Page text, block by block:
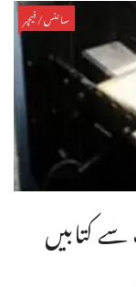
سائنس/فیچر
کتابیں